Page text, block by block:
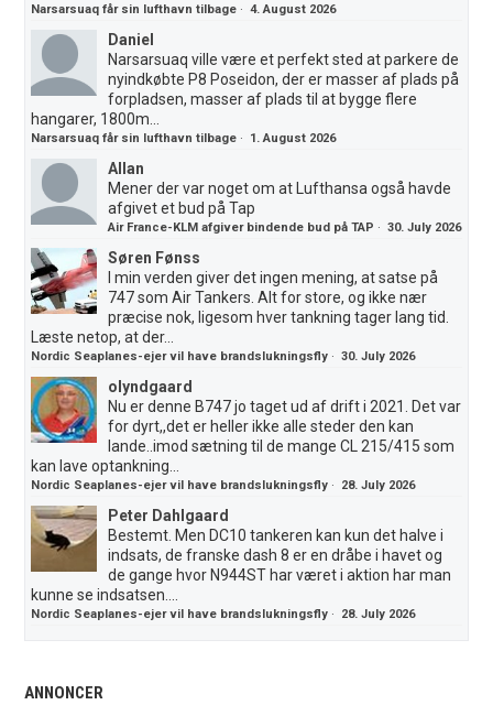
Narsarsuaq får sin lufthavn tilbage ·4. August 2026
Daniel
Narsarsuaq ville være et perfekt sted at parkere de
nyindkøbte P8 Poseidon, der er masser af plads på
forpladsen, masser af plads til at bygge flere
hangarer, 1800m...
Narsarsuaq får sin lufthavn tilbage · 1. August 2026
Allan
Mener der var noget om at Lufthansa også havde
afgivet et bud på Tap
Air France-KLM afgiver bindende bud på TAP ·30. July 2026
Søren Fønss
I min verden giver det ingen mening, at satse på
747 som Air Tankers. Alt for store, og ikke nær
præcise nok, ligesom hver tankning tager lang tid.
Læste netop, at der...
Nordic Seaplanes-ejer vil have brandslukningsfly ·30. July 2026
olyndgaard
Nu er denne B747 jo taget ud af drift i 2021. Det var
for dyrt,,det er heller ikke alle steder den kan
lande..imod sætning til de mange CL 215/415 som
kan lave optankning...
Nordic Seaplanes-ejer vil have brandslukningsfly · 28. July 2026
Peter Dahlgaard
Bestemt. Men DC10 tankeren kan kun det halve i
indsats, de franske dash 8 er en dråbe i havet og
de gange hvor N944ST har været i aktion har man
kunne se indsatsen....
Nordic Seaplanes-ejer vil have brandslukningsfly · 28. July 2026
ANNONCER